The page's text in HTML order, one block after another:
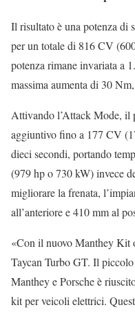
Il risultato è una potenza di
per un totale di 816 CV
potenza rimane invariata a
massima aumenta di 30
Attivando l’Attack Mode, il
aggiuntivo fino a 177 CV
dieci secondi, portando
(979 hp o 730 kW) invece
migliorare la frenata,
all’anteriore e 410 mm al
«Con il nuovo Manthey Kit
Taycan Turbo GT. Il
Manthey e Porsche è
kit per veicoli elettrici.